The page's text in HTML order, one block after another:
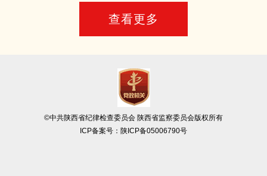
查看更多
©中共陕西省纪律检查委员会 陕西省监察委员会版权所有
ICP备案号： 陕ICP备05006790号